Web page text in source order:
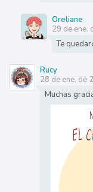
Oreliane
29 de ene.
Te
Rucy
28 de ene. de
Muchas